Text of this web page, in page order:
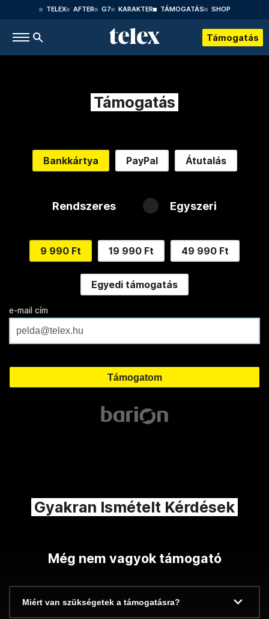
TELEX AFTER G7 KARAKTER TÁMOGATÁS SHOP
Támogatás
Támogatás
Bankkártya PayPal Átutalás
Rendszeres Egyszeri
9 990 Ft 19 990 Ft 49 990 Ft
Egyedi támogatás
e-mail cím
Gyakran Ismételt Kérdések
Még nem vagyok támogató
Miért van szükségetek a támogatásra?